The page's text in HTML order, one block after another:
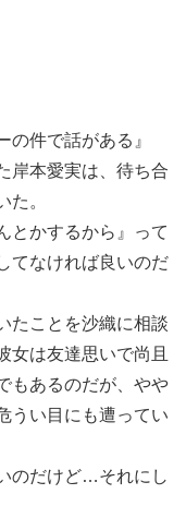
の件で話がある』
岸本愛実は、待ち合
た。
とかするから』って
てなければ良いのだ
たことを沙織に相談
女は友達思いで尚且
もあるのだが、やや
うい目にも遭ってい
のだけど…それにし